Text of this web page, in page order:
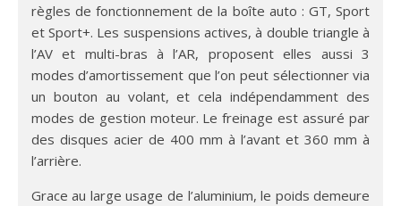
règles de fonctionnement de la boîte auto : GT, Sport
et Sport+. Les suspensions actives, à double triangle à
l’AV et multi-bras à l’AR, proposent elles aussi 3
modes d’amortissement que l’on peut sélectionner via
un bouton au volant, et cela indépendamment des
modes de gestion moteur. Le freinage est assuré par
des disques acier de 400 mm à l’avant et 360 mm à
l’arrière.
Grace au large usage de l’aluminium, le poids demeure